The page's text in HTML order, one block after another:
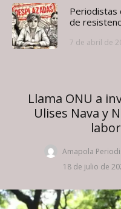
Periodistas
de
7 de abril de
Llama ONU a
Ulises Nava y
Amapola
18 de julio de